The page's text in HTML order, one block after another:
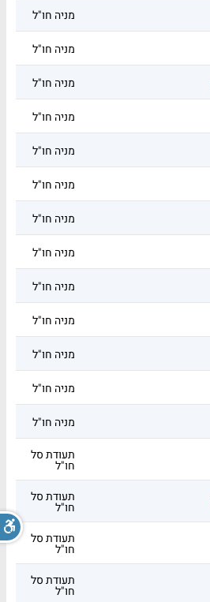
מניה חו"ל
מניה חו"ל
מניה חו"ל
מניה חו"ל
מניה חו"ל
מניה חו"ל
מניה חו"ל
מניה חו"ל
מניה חו"ל
מניה חו"ל
מניה חו"ל
מניה חו"ל
מניה חו"ל
תעודת סל
חו"ל
תעודת סל
חו"ל
תעודת סל
חו"ל
תעודת סל
חו"ל